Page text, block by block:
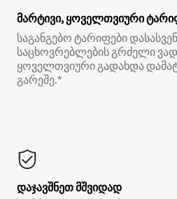
მარტივი, ყოველთვიური
საგანგებო ტარიფები
საცხოვრებლების გრძელი
ყოველთვიური გადახდა
გარეშე.*
დაჯავშნეთ მშვიდად